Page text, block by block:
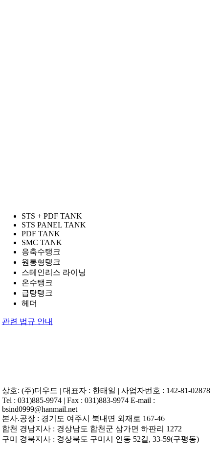
STS + PDF TANK
STS PANEL TANK
PDF TANK
SMC TANK
응축수탱크
원통형탱크
스테인리스 라이닝
온수탱크
급탕탱크
헤더
관련 법규 안내
상호: (주)더우드 | 대표자 : 한태일 | 사업자번호 : 142-81-02878
Tel : 031)885-9974 | Fax : 031)883-9974 E-mail :
bsind0999@hanmail.net
본사.공장 : 경기도 여주시 북내면 외재로 167-46
합천 경남지사 : 경상남도 합천군 삼가면 하판리 1272
구미 경북지사 : 경상북도 구미시 인동 52길, 33-59(구평동)